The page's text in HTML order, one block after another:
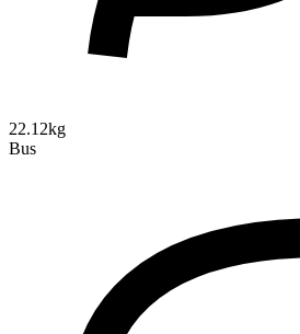
22.12kg
Bus